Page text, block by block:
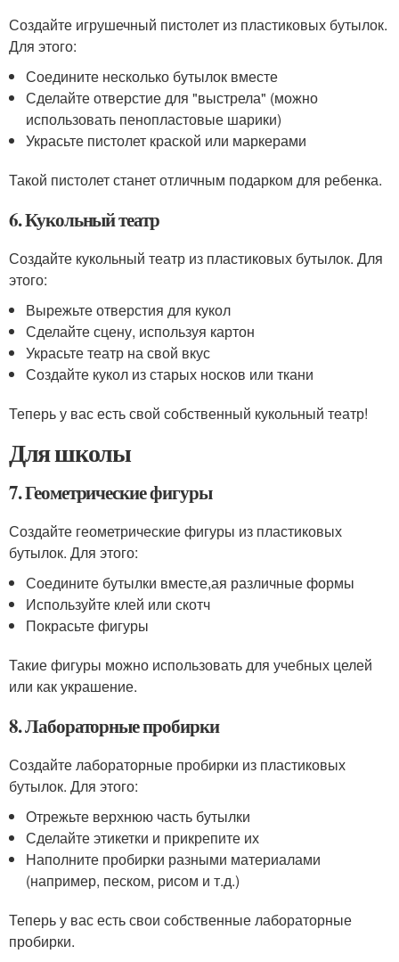
Создайте игрушечный пистолет из пластиковых бутылок.
Для этого:
Соедините несколько бутылок вместе
Сделайте отверстие для "выстрела" (можно
использовать пенопластовые шарики)
Украсьте пистолет краской или маркерами
Такой пистолет станет отличным подарком для ребенка.
6. Кукольный театр
Создайте кукольный театр из пластиковых бутылок. Для
этого:
Вырежьте отверстия для кукол
Сделайте сцену, используя картон
Украсьте театр на свой вкус
Создайте кукол из старых носков или ткани
Теперь у вас есть свой собственный кукольный театр!
Для школы
7. Геометрические фигуры
Создайте геометрические фигуры из пластиковых
бутылок. Для этого:
Соедините бутылки вместе,ая различные формы
Используйте клей или скотч
Покрасьте фигуры
Такие фигуры можно использовать для учебных целей
или как украшение.
8. Лабораторные пробирки
Создайте лабораторные пробирки из пластиковых
бутылок. Для этого:
Отрежьте верхнюю часть бутылки
Сделайте этикетки и прикрепите их
Наполните пробирки разными материалами
(например, песком, рисом и т.д.)
Теперь у вас есть свои собственные лабораторные
пробирки.